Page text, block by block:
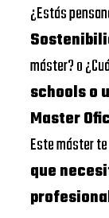
¿Estás
máster? o
schools o
Master
Este máster
que